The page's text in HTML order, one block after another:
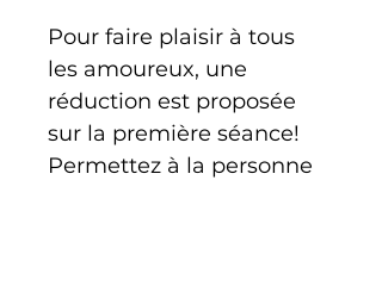
Pour faire plaisir à tous
les amoureux, une
réduction est proposée
sur la première séance!
Permettez à la personne